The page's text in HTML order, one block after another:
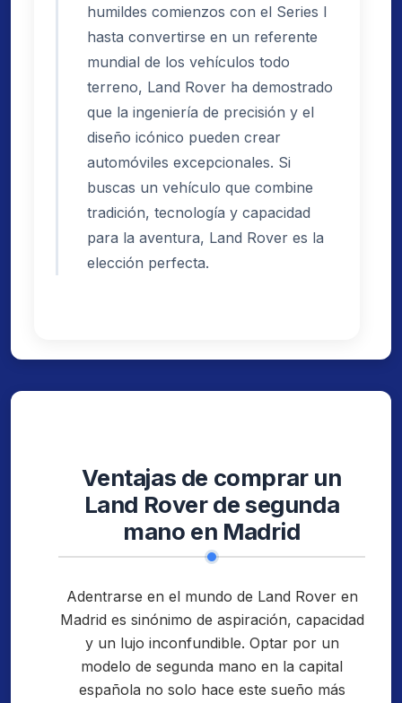
humildes comienzos con el Series I
hasta convertirse en un referente
mundial de los vehículos todo
terreno, Land Rover ha demostrado
que la ingeniería de precisión y el
diseño icónico pueden crear
automóviles excepcionales. Si
buscas un vehículo que combine
tradición, tecnología y capacidad
para la aventura, Land Rover es la
elección perfecta.
Ventajas de comprar un
Land Rover de segunda
mano en Madrid
Adentrarse en el mundo de Land Rover en
Madrid es sinónimo de aspiración, capacidad
y un lujo inconfundible. Optar por un
modelo de segunda mano en la capital
española no solo hace este sueño más